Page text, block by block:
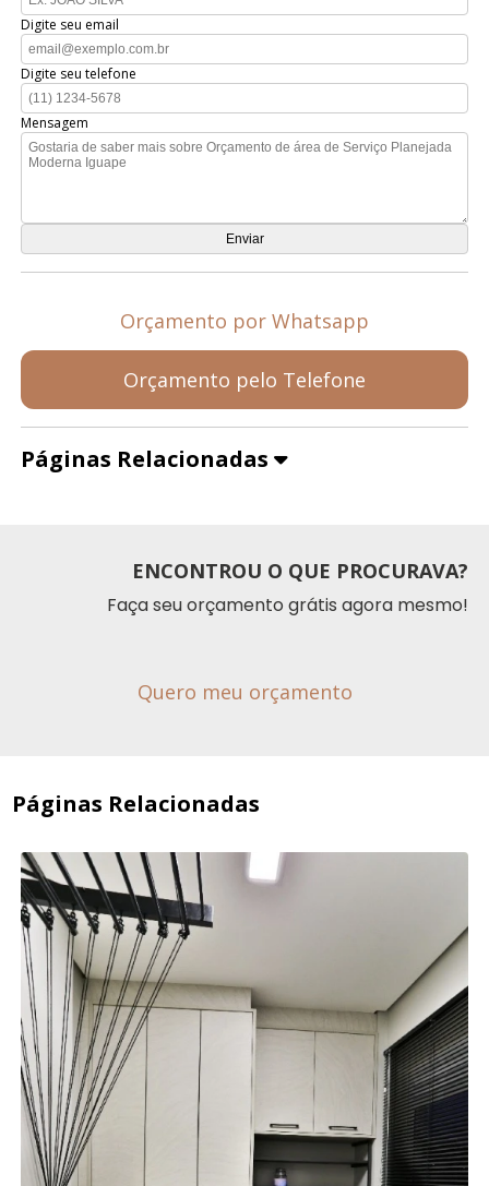
Digite seu email
Digite seu telefone
Mensagem
Orçamento por Whatsapp
Orçamento pelo Telefone
Páginas Relacionadas
ENCONTROU O QUE PROCURAVA?
Faça seu orçamento grátis agora mesmo!
Quero meu orçamento
Páginas Relacionadas